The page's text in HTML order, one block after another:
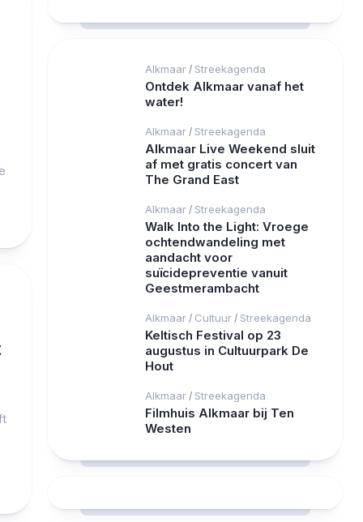
Alkmaar/ Streekagenda
Ontdek Alkmaar vanaf het
water!
Alkmaar/ Streekagenda
Alkmaar Live Weekend sluit
af met gratis concert van
The Grand East
Alkmaar/ Streekagenda
Walk Into the Light: Vroege
ochtendwandeling met
aandacht voor
suïcidepreventie vanuit
Geestmerambacht
Alkmaar/ Cultuur/ Streekagenda
Keltisch Festival op 23
augustus in Cultuurpark De
Hout
Alkmaar/ Streekagenda
Filmhuis Alkmaar bij Ten
Westen